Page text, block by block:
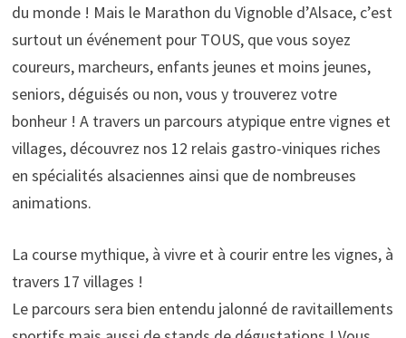
du monde ! Mais le Marathon du Vignoble d’Alsace, c’est
surtout un événement pour TOUS, que vous soyez
coureurs, marcheurs, enfants jeunes et moins jeunes,
seniors, déguisés ou non, vous y trouverez votre
bonheur ! A travers un parcours atypique entre vignes et
villages, découvrez nos 12 relais gastro-viniques riches
en spécialités alsaciennes ainsi que de nombreuses
animations.
La course mythique, à vivre et à courir entre les vignes, à
travers 17 villages !
Le parcours sera bien entendu jalonné de ravitaillements